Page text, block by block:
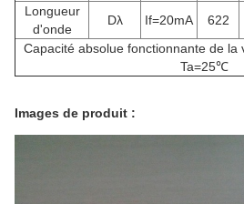
Longueur
d'onde
Dλ If=20mA 622
Capacité absolue fonctionnante de la
Ta=25℃
Images de produit :